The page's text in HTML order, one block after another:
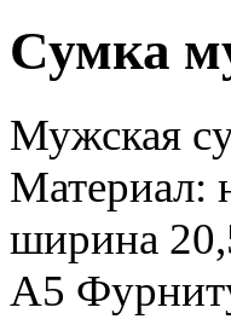
Сумка
Мужская
Материал:
ширина
А5